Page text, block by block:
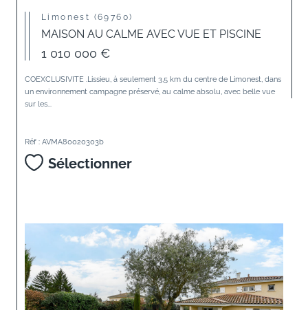
Limonest (69760)
MAISON AU CALME AVEC VUE ET PISCINE
1 010 000 €
COEXCLUSIVITE .Lissieu, à seulement 3,5 km du centre de Limonest, dans
un environnement campagne préservé, au calme absolu, avec belle vue
sur les...
Réf : AVMA80020303b
Sélectionner